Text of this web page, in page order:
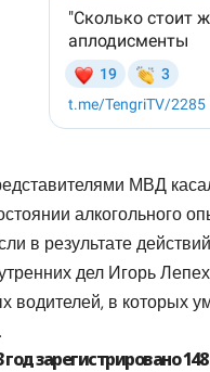
МВД
алкогольного
в результате
дел Игорь
водителей, в которых
год зарегистрировано